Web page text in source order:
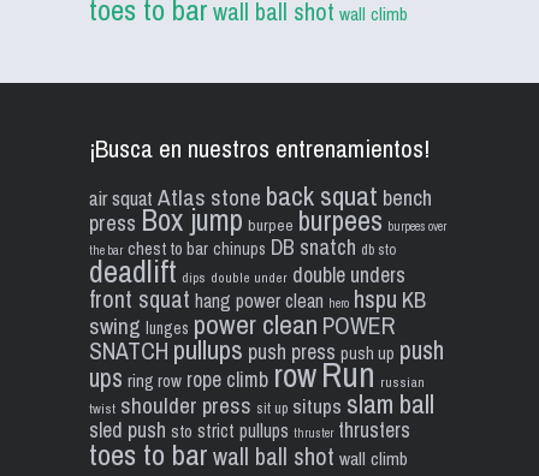
toes to barwall ball shot wall climb
¡Busca en nuestros entrenamientos!
air squat Atlas stone back squat bench
press Box jump burpee burpees burpees over
the bar chest to bar chinups DB snatch db sto
deadlift dips double under double unders
front squat hang power clean hero hspu KB
swing lunges power clean POWER
SNATCH pullups push press push up push
ups ring row rope climb rowRun russian
twist shoulder press sit up situps slam ball
sled push sto strict pullups thruster thrusters
toes to barwall ball shot wall climb